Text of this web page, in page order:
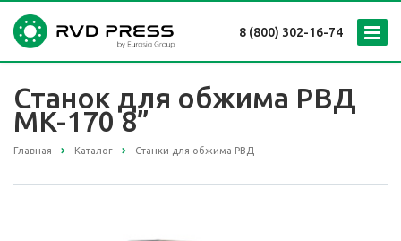
8 (800) 302-16-74
Станок для обжима РВД
MK-170 8”
Главная Каталог Станки для обжима РВД